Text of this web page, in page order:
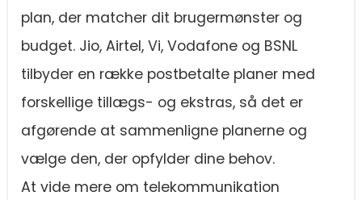
plan, der matcher dit brugermønster og
budget. Jio, Airtel, Vi, Vodafone og BSNL
tilbyder en række postbetalte planer med
forskellige tillægs- og ekstras, så det er
afgørende at sammenligne planerne og
vælge den, der opfylder dine behov.
At vide mere om telekommunikation